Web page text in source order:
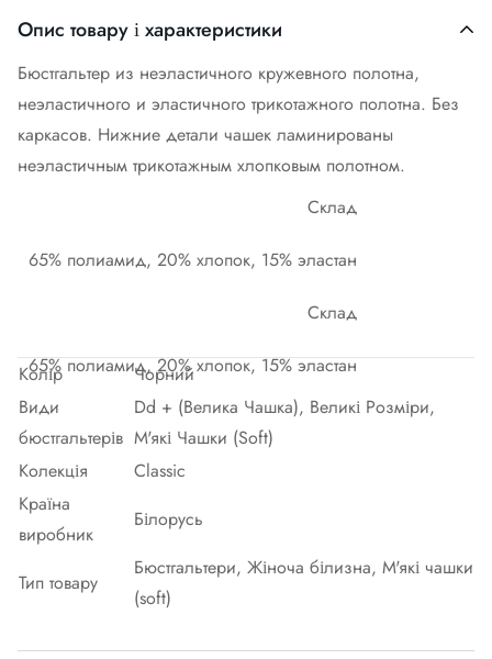
Опис товару і характеристики
Бюстгальтер из неэластичного кружевного полотна,
неэластичного и эластичного трикотажного полотна. Без
каркасов. Нижние детали чашек ламинированы
неэластичным трикотажным хлопковым полотном.
Склад
65% полиамид, 20% хлопок, 15% эластан
Склад
65% полиамид, 20% хлопок, 15% эластан
Колір
Чорний
Види
бюстгальтерів
Dd + (Велика Чашка), Великі Розміри,
М'які Чашки (Soft)
Колекція
Classic
Країна
виробник
Білорусь
Тип товару
Бюстгальтери, Жіноча білизна, М'які чашки
(soft)